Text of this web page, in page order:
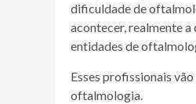
dificuldade de
acontecer, realmente
entidades de
Esses profissionais
oftalmologia.